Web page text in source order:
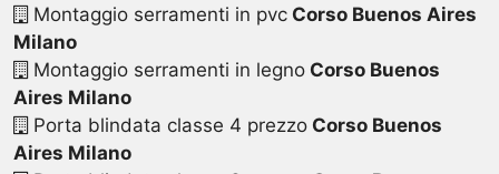
Montaggio serramenti in pvcCorso Buenos Aires
Milano
Montaggio serramenti in legnoCorso Buenos
Aires Milano
Porta blindata classe 4 prezzoCorso Buenos
Aires Milano